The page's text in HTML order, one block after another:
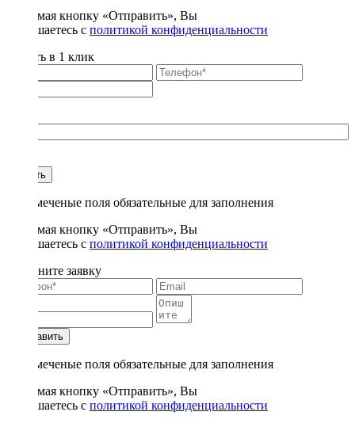
Нажимая кнопку «Отправить», Вы
соглашаетесь с политикой конфиденциальности
Купить в 1 клик
Купить
* - отмеченые поля обязательные для заполнения
Нажимая кнопку «Отправить», Вы
соглашаетесь с политикой конфиденциальности
Заполните заявку
Отправить
* - отмеченые поля обязательные для заполнения
Нажимая кнопку «Отправить», Вы
соглашаетесь с политикой конфиденциальности